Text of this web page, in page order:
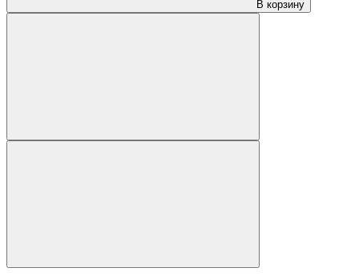
В корзину